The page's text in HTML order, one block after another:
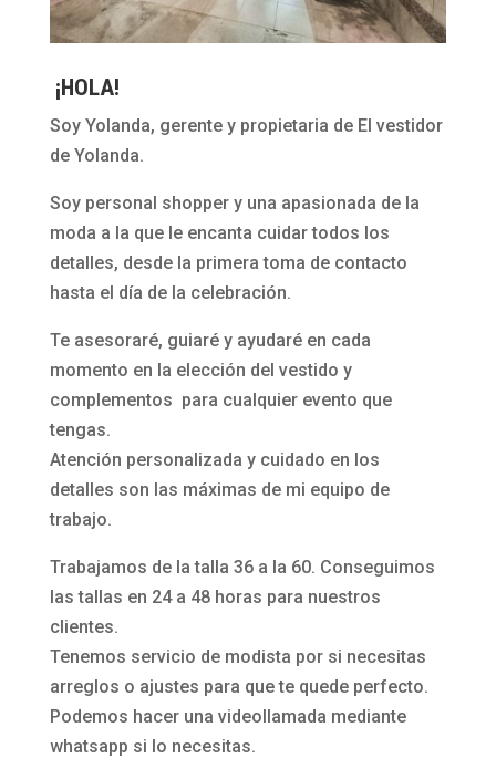
¡HOLA!
Soy Yolanda, gerente y propietaria de El vestidor
de Yolanda.
Soy personal shopper y una apasionada de la
moda a la que le encanta cuidar todos los
detalles, desde la primera toma de contacto
hasta el día de la celebración.
Te asesoraré, guiaré y ayudaré en cada
momento en la elección del vestido y
complementos para cualquier evento que
tengas.
Atención personalizada y cuidado en los
detalles son las máximas de mi equipo de
trabajo.
Trabajamos de la talla 36 a la 60. Conseguimos
las tallas en 24 a 48 horas para nuestros
clientes.
Tenemos servicio de modista por si necesitas
arreglos o ajustes para que te quede perfecto.
Podemos hacer una videollamada mediante
whatsapp si lo necesitas.